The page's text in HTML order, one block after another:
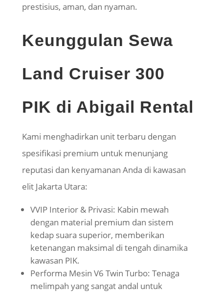
prestisius, aman, dan nyaman.
Keunggulan Sewa
Land Cruiser 300
PIK di Abigail Rental
Kami menghadirkan unit terbaru dengan
spesifikasi premium untuk menunjang
reputasi dan kenyamanan Anda di kawasan
elit Jakarta Utara:
VVIP Interior & Privasi: Kabin mewah
dengan material premium dan sistem
kedap suara superior, memberikan
ketenangan maksimal di tengah dinamika
kawasan PIK.
Performa Mesin V6 Twin Turbo: Tenaga
melimpah yang sangat andal untuk